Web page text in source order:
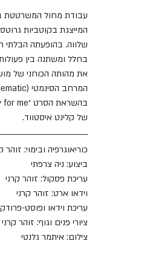
עבודת מחול המשרטטת
המייצגת בקוטביות
שלווה. בהופעתה הבלתי
בחלל ומשתנה בין
את מהותה הכוחני של
של קלינט איסטווד.
כוריאוגרפיה ובימוי: זוהר
ביצוע: ניה צרפתי
עריכת פסקול: זוהר קרני
וידאו ארט: זוהר קרני
עריכת וידאו ופוסט-
ציורי פנים וגוף: זוהר קרני
צילום: איתמר גלנטי